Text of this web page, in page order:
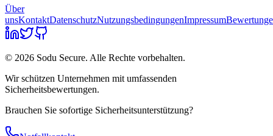
Über
unsKontaktDatenschutzNutzungsbedingungenImpressum
© 2026 Sodu Secure. Alle Rechte vorbehalten.
Wir schützen Unternehmen mit umfassenden
Sicherheitsbewertungen.
Brauchen Sie sofortige Sicherheitsunterstützung?